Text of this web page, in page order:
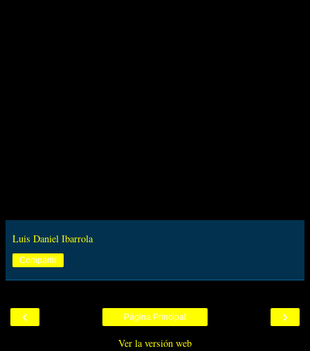
Luis Daniel Ibarrola
Compartir
‹ ›
Página Principal
Ver la versión web